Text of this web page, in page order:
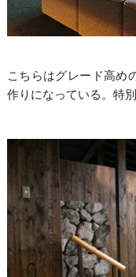
こちらはグレード高め
作りになっている。特